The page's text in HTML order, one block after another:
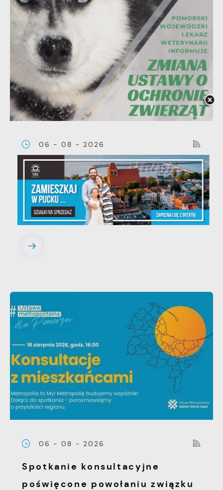
06 - 08 - 2026
Ustawa dotycząca ochrony
zwięrząt w zakresie utrzymania
psów i kotów - zmiany w
przepisach.
06 - 08 - 2026
Spotkanie konsultacyjne
poświęcone powołaniu związku